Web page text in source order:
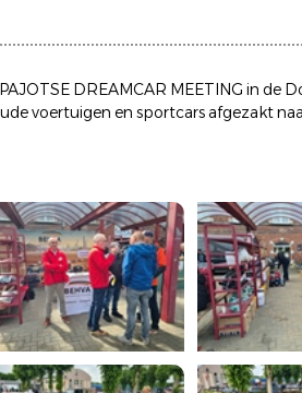
DREAMCAR MEETING in de
voertuigen en sportcars afgezakt